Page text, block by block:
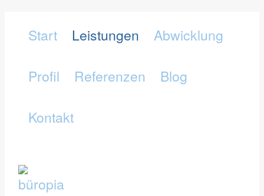
Start Leistungen Abwicklung
Profil Referenzen Blog
Kontakt